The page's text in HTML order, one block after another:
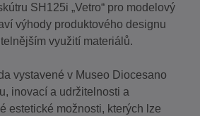
SH125i „Vetro“ pro modelový
výhody produktového designu
využití materiálů.
vystavené v Museo Diocesano
inovací a udržitelnosti a
estetické možnosti, kterých lze